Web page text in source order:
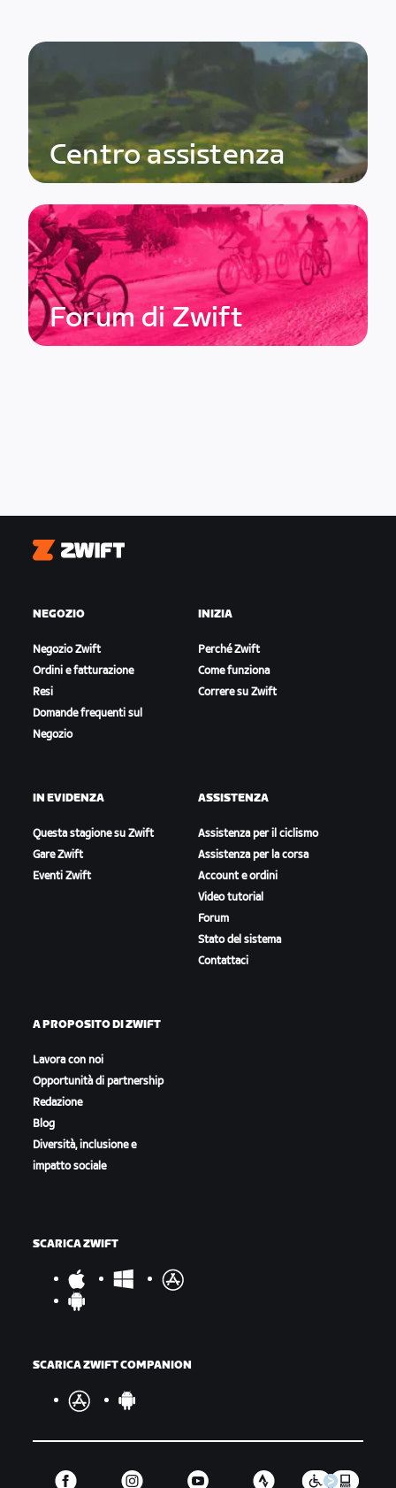
Centro assistenza
Forum di Zwift
Zwift
NEGOZIO
Negozio Zwift
Ordini e fatturazione
Resi
Domande frequenti sul
Negozio
INIZIA
Perché Zwift
Come funziona
Correre su Zwift
IN EVIDENZA
Questa stagione su Zwift
Gare Zwift
Eventi Zwift
ASSISTENZA
Assistenza per il ciclismo
Assistenza per la corsa
Account e ordini
Video tutorial
Forum
Stato del sistema
Contattaci
A PROPOSITO DI ZWIFT
Lavora con noi
Opportunità di partnership
Redazione
Blog
Diversità, inclusione e
impatto sociale
SCARICA ZWIFT
SCARICA ZWIFT COMPANION